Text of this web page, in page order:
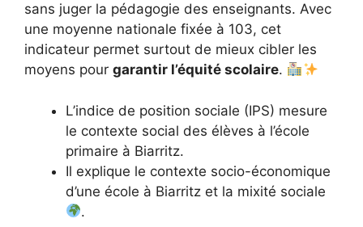
sans juger la pédagogie des enseignants. Avec
une moyenne nationale fixée à 103, cet
indicateur permet surtout de mieux cibler les
moyens pour garantir l’équité scolaire.
L’indice de position sociale (IPS) mesure
le contexte social des élèves à l’école
primaire à Biarritz.
Il explique le contexte socio-économique
d’une école à Biarritz et la mixité sociale
.